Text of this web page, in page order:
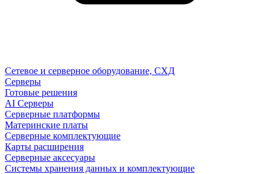
Сетевое и серверное оборудование, СХД
Cерверы
Готовые решения
AI Серверы
Серверные платформы
Материнские платы
Серверные комплектующие
Карты расширения
Серверные аксесуары
Системы хранения данных и комплектующие